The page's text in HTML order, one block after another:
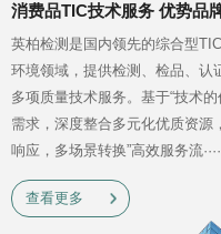
消费品TIC技术服务 优势品
英柏检测是国内领先的综合型
环境领域，提供检测、检品、认
多项质量技术服务。基于“技术
需求，深度整合多元化优质资源
响应，多场景转换”高效服务流
查看更多